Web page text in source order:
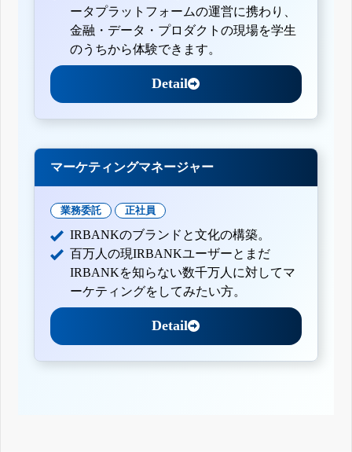
ータプラットフォームの運営に携わり、
金融・データ・プロダクトの現場を学生
のうちから体験できます。
Detail
マーケティングマネージャー
業務委託 正社員
IRBANKのブランドと文化の構築。
百万人の現IRBANKユーザーとまだ
IRBANKを知らない数千万人に対してマ
ーケティングをしてみたい方。
Detail